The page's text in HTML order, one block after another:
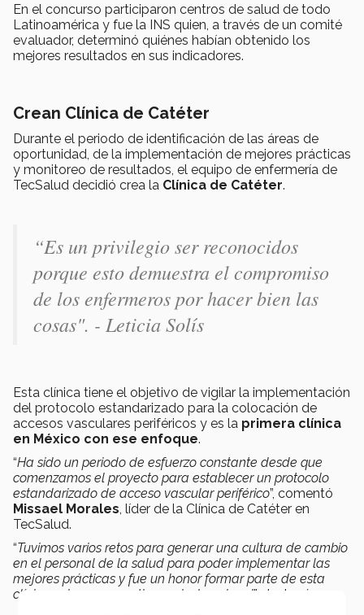
En el concurso participaron centros de salud de todo
Latinoamérica y fue la INS quien, a través de un comité
evaluador, determinó quiénes habían obtenido los
mejores resultados en sus indicadores.
Crean Clínica de Catéter
Durante el periodo de identificación de las áreas de
oportunidad, de la implementación de mejores prácticas
y monitoreo de resultados, el equipo de enfermería de
TecSalud decidió crea la Clínica de Catéter.
“Es un privilegio ser reconocidos
porque esto demuestra el compromiso
de los enfermeros por hacer bien las
cosas". - Leticia Solís
Esta clínica tiene el objetivo de vigilar la implementación
del protocolo estandarizado para la colocación de
accesos vasculares periféricos y es la primera clínica
en México con ese enfoque.
“Ha sido un periodo de esfuerzo constante desde que
comenzamos el proyecto para establecer un protocolo
estandarizado de acceso vascular periférico”, comentó
Missael Morales , líder de la Clínica de Catéter en
TecSalud.
“Tuvimos varios retos para generar una cultura de cambio
en el personal de la salud para poder implementar las
mejores prácticas y fue un honor formar parte de esta
clínica, primera en su tipo a nivel nacional”, destacó.